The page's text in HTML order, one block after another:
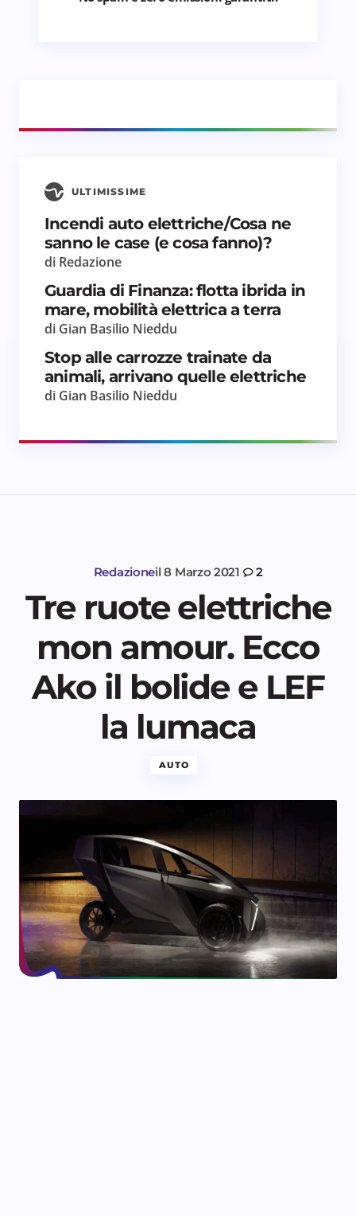
ULTIMISSIME
Incendi auto elettriche/Cosa ne
sanno le case (e cosa fanno)?
di Redazione
Guardia di Finanza: flotta ibrida in
mare, mobilità elettrica a terra
di Gian Basilio Nieddu
Stop alle carrozze trainate da
animali, arrivano quelle elettriche
di Gian Basilio Nieddu
Redazioneil 8 Marzo 2021 2
Tre ruote elettriche
mon amour. Ecco
Ako il bolide e LEF
la lumaca
AUTO